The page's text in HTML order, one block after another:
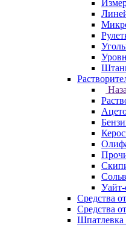
Средства
Средства
Шпатлевка